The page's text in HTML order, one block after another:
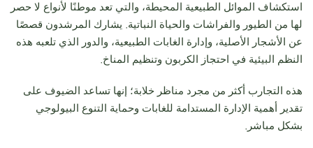
استكشاف الموائل الطبيعية المحيطة، والتي تعد موطنًا لأنواع لا حصر
لها من الطيور والفراشات والحياة النباتية. يشارك المرشدون قصصًا
عن الأشجار الأصلية، وإدارة الغابات الطبيعية، والدور الذي تلعبه هذه
النظم البيئية في احتجاز الكربون وتنظيم المناخ.
هذه التجارب أكثر من مجرد مناظر خلابة؛ إنها تساعد الضيوف على
تقدير أهمية الإدارة المستدامة للغابات وحماية التنوع البيولوجي
بشكل مباشر.